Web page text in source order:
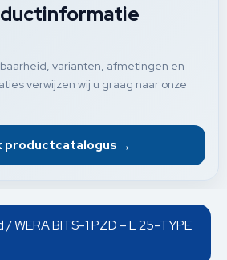
varianten, afmetingen en
verwijzen wij u graag naar onze
productcatalogus →
/ WERA BITS-1 PZD – L 25-TYPE